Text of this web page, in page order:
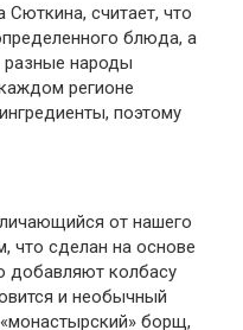
Сюткина, считает, что
блюда, а
разные народы
регионе
поэтому
от нашего
что сделан на основе
добавляют колбасу
и необычный
«монастырский» борщ,